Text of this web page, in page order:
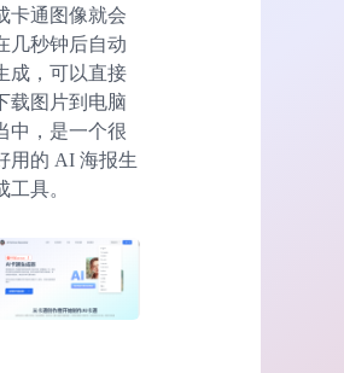
卡通图像就会
几秒钟后自动
成，可以直接
载图片到电脑
中，是一个很
用的 AI 海报生
工具。